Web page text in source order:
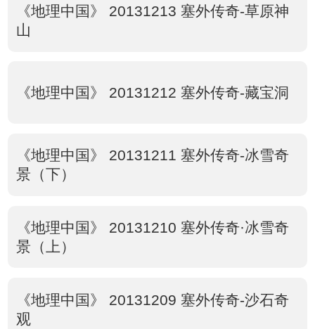
《地理中国》 20131213 塞外传奇-草原神
山
《地理中国》 20131212 塞外传奇-藏宝洞
《地理中国》 20131211 塞外传奇-冰雪奇
景（下）
《地理中国》 20131210 塞外传奇·冰雪奇
景（上）
《地理中国》 20131209 塞外传奇-沙石奇
观